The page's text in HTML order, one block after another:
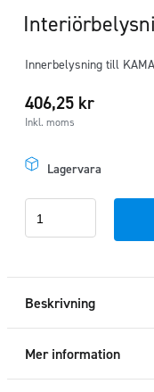
Innerbelysning till
406,25 kr
Inkl. moms
Lagervara
Beskrivning
Mer information